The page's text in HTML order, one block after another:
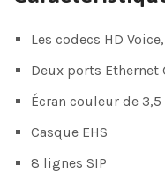
Les codecs HD
Deux ports Ethernet
Écran couleur de
Casque EHS
8 lignes SIP